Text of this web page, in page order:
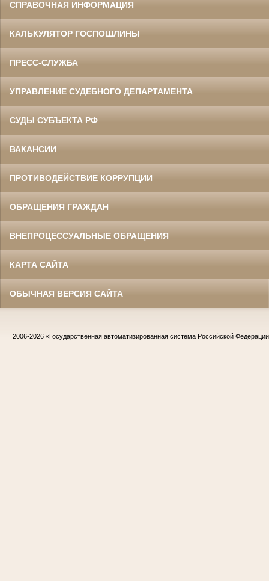
СПРАВОЧНАЯ ИНФОРМАЦИЯ
КАЛЬКУЛЯТОР ГОСПОШЛИНЫ
ПРЕСС-СЛУЖБА
УПРАВЛЕНИЕ СУДЕБНОГО ДЕПАРТАМЕНТА
СУДЫ СУБЪЕКТА РФ
ВАКАНСИИ
ПРОТИВОДЕЙСТВИЕ КОРРУПЦИИ
ОБРАЩЕНИЯ ГРАЖДАН
ВНЕПРОЦЕССУАЛЬНЫЕ ОБРАЩЕНИЯ
КАРТА САЙТА
ОБЫЧНАЯ ВЕРСИЯ САЙТА
2006-2026 «Государственная автоматизированная система Российской